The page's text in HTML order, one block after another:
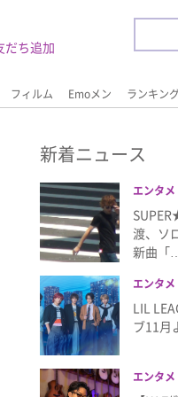
フィルム Emoメン ランキン
だち追加
新着ニュース
エンタメ
渡、ソ
新曲「
エンタメ
LIL
ブ11月
エンタメ